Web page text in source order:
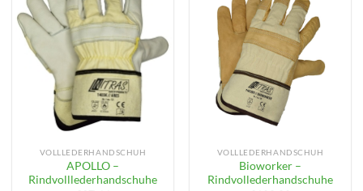
VOLLLEDERHANDSCHUH
APOLLO –
Rindvolllederhandschuhe
VOLLLEDERHANDSCHUH
Bioworker –
Rindvollederhandschuhe